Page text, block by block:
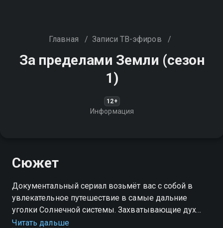
Главная / Записи ТВ-эфиров /
За пределами Земли (сезон
1)
12+
Информация
Сюжет
Документальный сериал возьмёт вас с собой в
увлекательное путешествие в самые дальние
уголки Солнечной системы. Захватывающие дух
изображения и научные объяснения
Читать дальше